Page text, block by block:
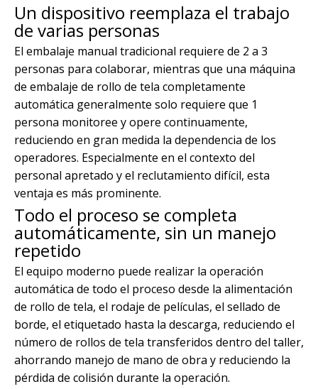
Un dispositivo reemplaza el trabajo
de varias personas
El embalaje manual tradicional requiere de 2 a 3
personas para colaborar, mientras que una máquina
de embalaje de rollo de tela completamente
automática generalmente solo requiere que 1
persona monitoree y opere continuamente,
reduciendo en gran medida la dependencia de los
operadores. Especialmente en el contexto del
personal apretado y el reclutamiento difícil, esta
ventaja es más prominente.
Todo el proceso se completa
automáticamente, sin un manejo
repetido
El equipo moderno puede realizar la operación
automática de todo el proceso desde la alimentación
de rollo de tela, el rodaje de películas, el sellado de
borde, el etiquetado hasta la descarga, reduciendo el
número de rollos de tela transferidos dentro del taller,
ahorrando manejo de mano de obra y reduciendo la
pérdida de colisión durante la operación.